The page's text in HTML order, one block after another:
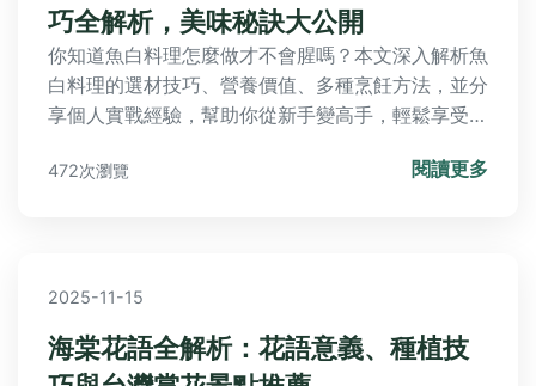
巧全解析，美味秘訣大公開
你知道魚白料理怎麼做才不會腥嗎？本文深入解析魚
白料理的選材技巧、營養價值、多種烹飪方法，並分
享個人實戰經驗，幫助你從新手變高手，輕鬆享受這
472次瀏覽 閱讀更多
2025-11-15
海棠花語全解析：花語意義、種植技